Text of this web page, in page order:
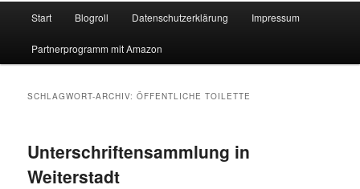
Start Blogroll Datenschutzerklärung Impressum
Partnerprogramm mit Amazon
SCHLAGWORT-ARCHIV:ÖFFENTLICHE TOILETTE
Unterschriftensammlung in
Weiterstadt